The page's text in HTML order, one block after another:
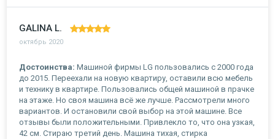
GALINA L.
октябрь 2020
Достоинства: Машиной фирмы LG пользовались с 2000 года
до 2015. Переехали на новую квартиру, оставили всю мебель
и технику в квартире. Пользовались общей машиной в прачке
на этаже. Но своя машина всё же лучше. Рассмотрели много
вариантов. И остановили свой выбор на этой машине. Все
отзывы были положительными. Привлекло то, что она узкая,
42 см. Стираю третий день. Машина тихая, стирка